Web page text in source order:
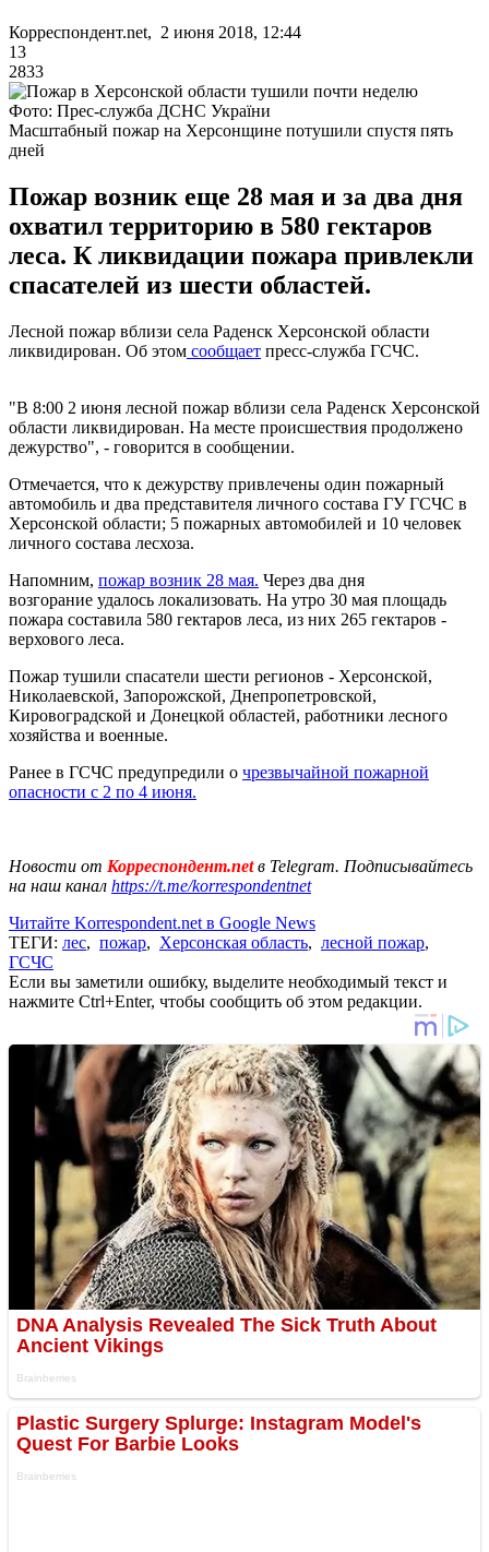
Корреспондент.net, 2 июня 2018, 12:44
13
2833
Фото: Прес-служба ДСНС України
Масштабный пожар на Херсонщине потушили спустя пять
дней
Пожар возник еще 28 мая и за два дня
охватил территорию в 580 гектаров
леса. К ликвидации пожара привлекли
спасателей из шести областей.
Лесной пожар вблизи села Раденск Херсонской области
ликвидирован. Об этом сообщает пресс-служба ГСЧС.
"В 8:00 2 июня лесной пожар вблизи села Раденск Херсонской
области ликвидирован. На месте происшествия продолжено
дежурство", - говорится в сообщении.
Отмечается, что к дежурству привлечены один пожарный
автомобиль и два представителя личного состава ГУ ГСЧС в
Херсонской области; 5 пожарных автомобилей и 10 человек
личного состава лесхоза.
Напомним, пожар возник 28 мая. Через два дня
возгорание удалось локализовать. На утро 30 мая площадь
пожара составила 580 гектаров леса, из них 265 гектаров -
верхового леса.
Пожар тушили спасатели шести регионов - Херсонской,
Николаевской, Запорожской, Днепропетровской,
Кировоградской и Донецкой областей, работники лесного
хозяйства и военные.
Ранее в ГСЧС предупредили о чрезвычайной пожарной
опасности с 2 по 4 июня.
Новости от Корреспондент.netв Telegram. Подписывайтесь
на наш канал https://t.me/korrespondentnet
Читайте Korrespondent.net в Google News
ТЕГИ: лес, пожар, Херсонская область, лесной пожар,
ГСЧС
Если вы заметили ошибку, выделите необходимый текст и
нажмите Ctrl+Enter, чтобы сообщить об этом редакции.